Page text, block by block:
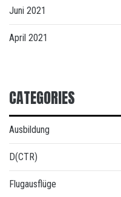
Juni 2021
April 2021
CATEGORIES
Ausbildung
D(CTR)
Flugausflüge